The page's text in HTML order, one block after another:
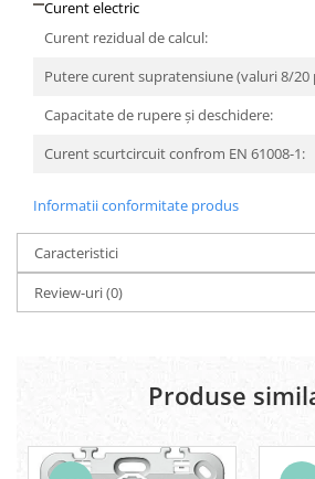
Curent electric
Curent rezidual de calcul:
Putere curent supratensiune (valuri 8/20
Capacitate de rupere și deschidere:
Curent scurtcircuit confrom EN 61008-1:
Informatii conformitate produs
Caracteristici
Review-uri(0)
Produse